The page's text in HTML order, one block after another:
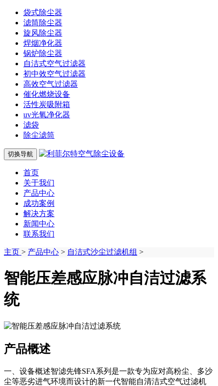
袋式除尘器
滤筒除尘器
旋风除尘器
焊烟净化器
锅炉除尘器
自洁式空气过滤器
初中效空气过滤器
高效空气过滤器
催化燃烧设备
活性炭吸附箱
uv光氧净化器
滤袋
除尘滤筒
切换导航
首页
关于我们
产品中心
成功案例
解决方案
新闻中心
联系我们
主页 > 产品中心 > 自洁式沙尘过滤机组 >
智能压差感应脉冲自洁过滤系
统
产品概述
一、设备概述智滤先锋SFA系列是一款专为应对高粉尘、多沙
尘等恶劣进气环境而设计的新一代智能自清洁式空气过滤机